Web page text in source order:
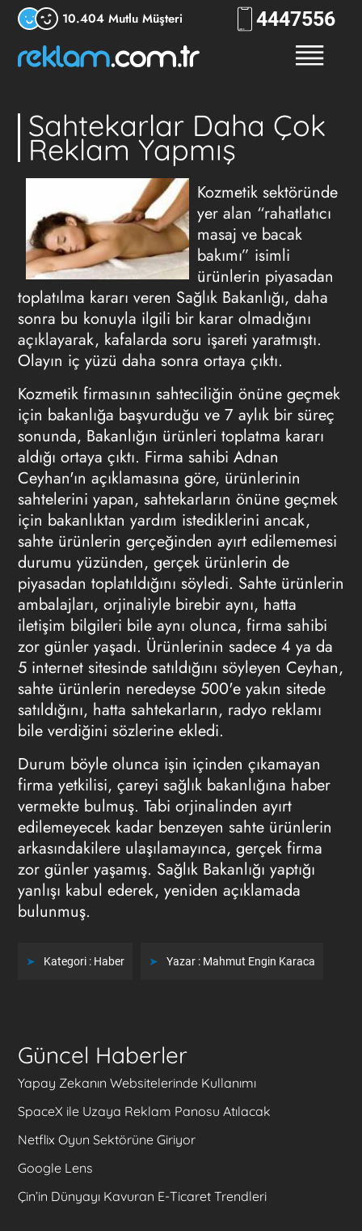
10.404 Mutlu Müşteri 444RKLM
Sahtekarlar Daha Çok
Reklam Yapmış
Kozmetik sektöründe
yer alan “rahatlatıcı
masaj ve bacak
bakımı” isimli
ürünlerin piyasadan
toplatılma kararı veren Sağlık Bakanlığı, daha
sonra bu konuyla ilgili bir karar olmadığını
açıklayarak, kafalarda soru işareti yaratmıştı.
Olayın iç yüzü daha sonra ortaya çıktı.
Kozmetik firmasının sahteciliğin önüne geçmek
için bakanlığa başvurduğu ve 7 aylık bir süreç
sonunda, Bakanlığın ürünleri toplatma kararı
aldığı ortaya çıktı. Firma sahibi Adnan
Ceyhan'ın açıklamasına göre, ürünlerinin
sahtelerini yapan, sahtekarların önüne geçmek
için bakanlıktan yardım istediklerini ancak,
sahte ürünlerin gerçeğinden ayırt edilememesi
durumu yüzünden, gerçek ürünlerin de
piyasadan toplatıldığını söyledi. Sahte ürünlerin
ambalajları, orjinaliyle birebir aynı, hatta
iletişim bilgileri bile aynı olunca, firma sahibi
zor günler yaşadı. Ürünlerinin sadece 4 ya da
5 internet sitesinde satıldığını söyleyen Ceyhan,
sahte ürünlerin neredeyse 500'e yakın sitede
satıldığını, hatta sahtekarların, radyo reklamı
bile verdiğini sözlerine ekledi.
Durum böyle olunca işin içinden çıkamayan
firma yetkilisi, çareyi sağlık bakanlığına haber
vermekte bulmuş. Tabi orjinalinden ayırt
edilemeyecek kadar benzeyen sahte ürünlerin
arkasındakilere ulaşılamayınca, gerçek firma
zor günler yaşamış. Sağlık Bakanlığı yaptığı
yanlışı kabul ederek, yeniden açıklamada
bulunmuş.
Kategori : Haber Yazar : Mahmut Engin Karaca
Güncel Haberler
Yapay Zekanın Websitelerinde Kullanımı
SpaceX ile Uzaya Reklam Panosu Atılacak
Netflix Oyun Sektörüne Giriyor
Google Lens
Çin’in Dünyayı Kavuran E-Ticaret Trendleri